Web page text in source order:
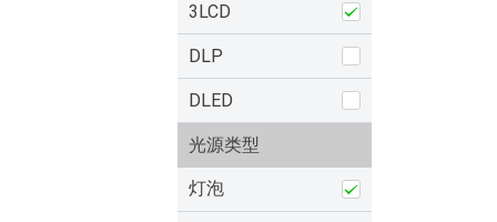
3LCD
DLP
DLED
光源类型
灯泡